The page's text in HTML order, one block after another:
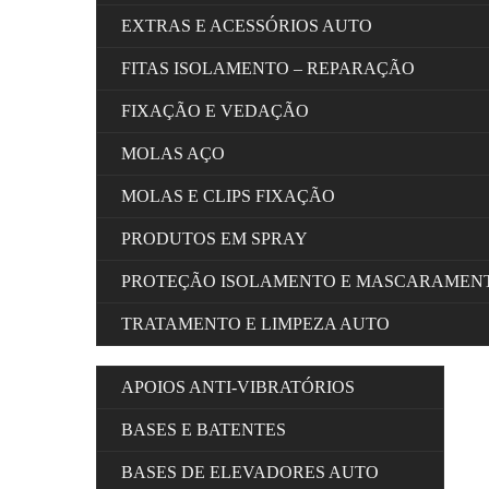
EXTRAS E ACESSÓRIOS AUTO
FITAS ISOLAMENTO – REPARAÇÃO
FIXAÇÃO E VEDAÇÃO
MOLAS AÇO
MOLAS E CLIPS FIXAÇÃO
PRODUTOS EM SPRAY
PROTEÇÃO ISOLAMENTO E
TRATAMENTO E LIMPEZA AUTO
APOIOS ANTI-VIBRATÓRIOS
BASES E BATENTES
BASES DE ELEVADORES AUTO